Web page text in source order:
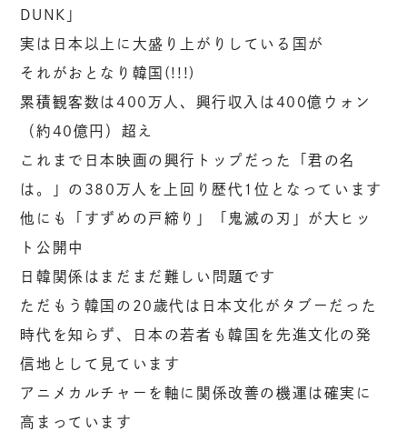
DUNK」
実は日本以上に大盛り上がりしている国が
それがおとなり韓国(!!!)
累積観客数は400万人、興行収入は400億ウォン
（約40億円）超え
これまで日本映画の興行トップだった「君の名
は。」の380万人を上回り歴代1位となっています
他にも「すずめの戸締り」「鬼滅の刃」が大ヒッ
ト公開中
日韓関係はまだまだ難しい問題です
ただもう韓国の20歳代は日本文化がタブーだった
時代を知らず、日本の若者も韓国を先進文化の発
信地として見ています
アニメカルチャーを軸に関係改善の機運は確実に
高まっています